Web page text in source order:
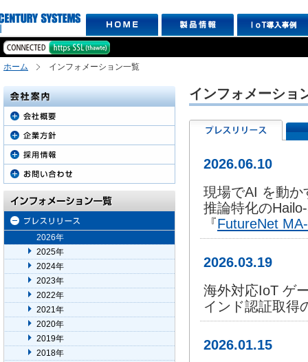
ホーム インフォメーション一覧
インフォメーショ
2026.06.10
現場でAI を動か
推論特化の
『FutureNet
2026.03.19
海外対応IoT ゲ
インド認証取得
2026.01.15
2026年
2025年
2024年
2023年
2022年
2021年
2020年
2019年
2018年